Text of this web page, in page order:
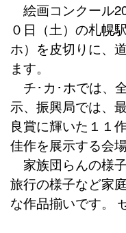
絵画コンクール
０日（土）の札幌
ホ）を皮切りに、
ます。
チ･カ･ホでは、
示、振興局では、
良賞に輝いた１１
佳作を展示する会
家族団らんの様
旅行の様子など家
な作品揃いです。